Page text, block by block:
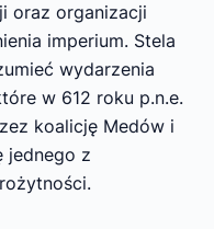
oraz organizacji
imperium. Stela
wydarzenia
w 612 roku p.n.e.
koalicję Medów i
jednego z